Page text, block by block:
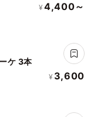
¥ 4,400～
ケ 3本
¥ 3,600